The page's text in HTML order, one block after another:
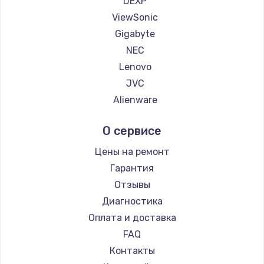
1260 руб.
Установка драйверов
725 руб.
Заказать
Заказать
Ремонт цепей питания
2500 руб.
Заказать
ViewSonic
Gigabyte
NEC
Lenovo
JVC
Alienware
Thunderobot
Hisense
АОС
Ardor
Machenike
iru
Titan Army
iFFALCON
О сервисе
Цены на ремонт
Гарантия
Отзывы
Диагностика
Оплата и доставка
FAQ
Контакты